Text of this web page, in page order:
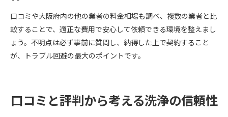
口コミや大阪府内の他の業者の料金相場も調べ、複数の業者と比
較することで、適正な費用で安心して依頼できる環境を整えまし
ょう。不明点は必ず事前に質問し、納得した上で契約すること
が、トラブル回避の最大のポイントです。
口コミと評判から考える洗浄の信頼性